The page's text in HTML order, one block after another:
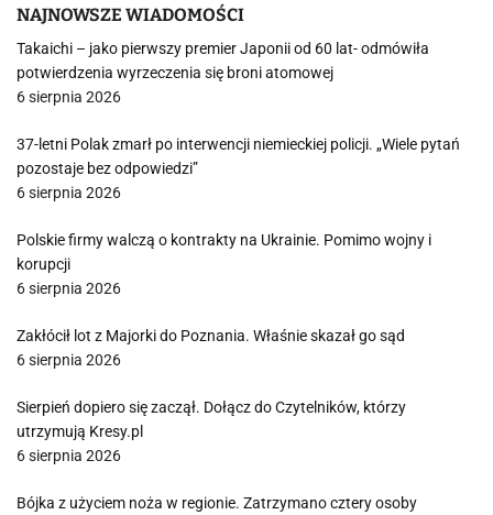
NAJNOWSZE WIADOMOŚCI
Takaichi – jako pierwszy premier Japonii od 60 lat- odmówiła
potwierdzenia wyrzeczenia się broni atomowej
6 sierpnia 2026
37-letni Polak zmarł po interwencji niemieckiej policji. „Wiele pytań
pozostaje bez odpowiedzi”
6 sierpnia 2026
Polskie firmy walczą o kontrakty na Ukrainie. Pomimo wojny i
korupcji
6 sierpnia 2026
Zakłócił lot z Majorki do Poznania. Właśnie skazał go sąd
6 sierpnia 2026
Sierpień dopiero się zaczął. Dołącz do Czytelników, którzy
utrzymują Kresy.pl
6 sierpnia 2026
Bójka z użyciem noża w regionie. Zatrzymano cztery osoby